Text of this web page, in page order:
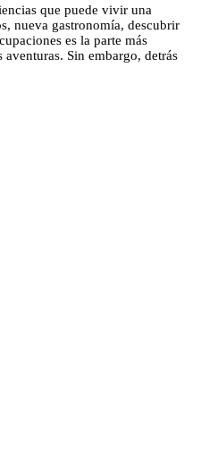
que puede vivir una
nueva gastronomía, descubrir
es la parte más
Sin embargo, detrás